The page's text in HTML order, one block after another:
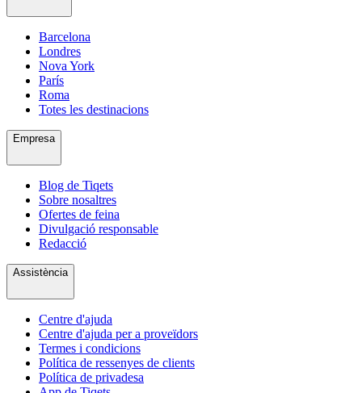
Barcelona
Londres
Nova York
París
Roma
Totes les destinacions
Empresa
Blog de Tiqets
Sobre nosaltres
Ofertes de feina
Divulgació responsable
Redacció
Assistència
Centre d'ajuda
Centre d'ajuda per a proveïdors
Termes i condicions
Política de ressenyes de clients
Política de privadesa